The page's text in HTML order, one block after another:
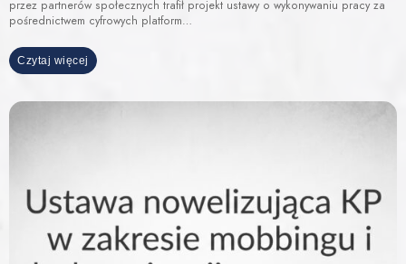
przez partnerów społecznych trafił projekt ustawy o wykonywaniu pracy za
pośrednictwem cyfrowych platform…
Czytaj więcej